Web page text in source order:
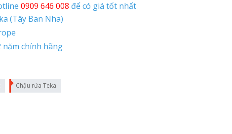
0909 646 008 để có giá tốt nhất
(Tây Ban Nha)
năm chính hãng
Chậu rửa Teka